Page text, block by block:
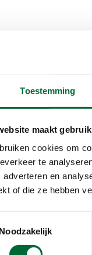
Toestemming
maakt
cookies om
te
adverteren en
of die ze hebben
Noodzakelijk
de glooiende
heide. In
het veld te
buiten het
allerlei soorten
Met een beetje
Of zie je
De